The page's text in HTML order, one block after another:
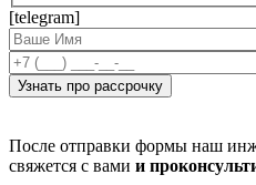
[telegram]
После отправки формы наш
свяжется с вами и